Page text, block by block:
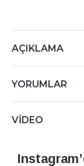
AÇIKLAMA
YORUMLAR
VIDEO